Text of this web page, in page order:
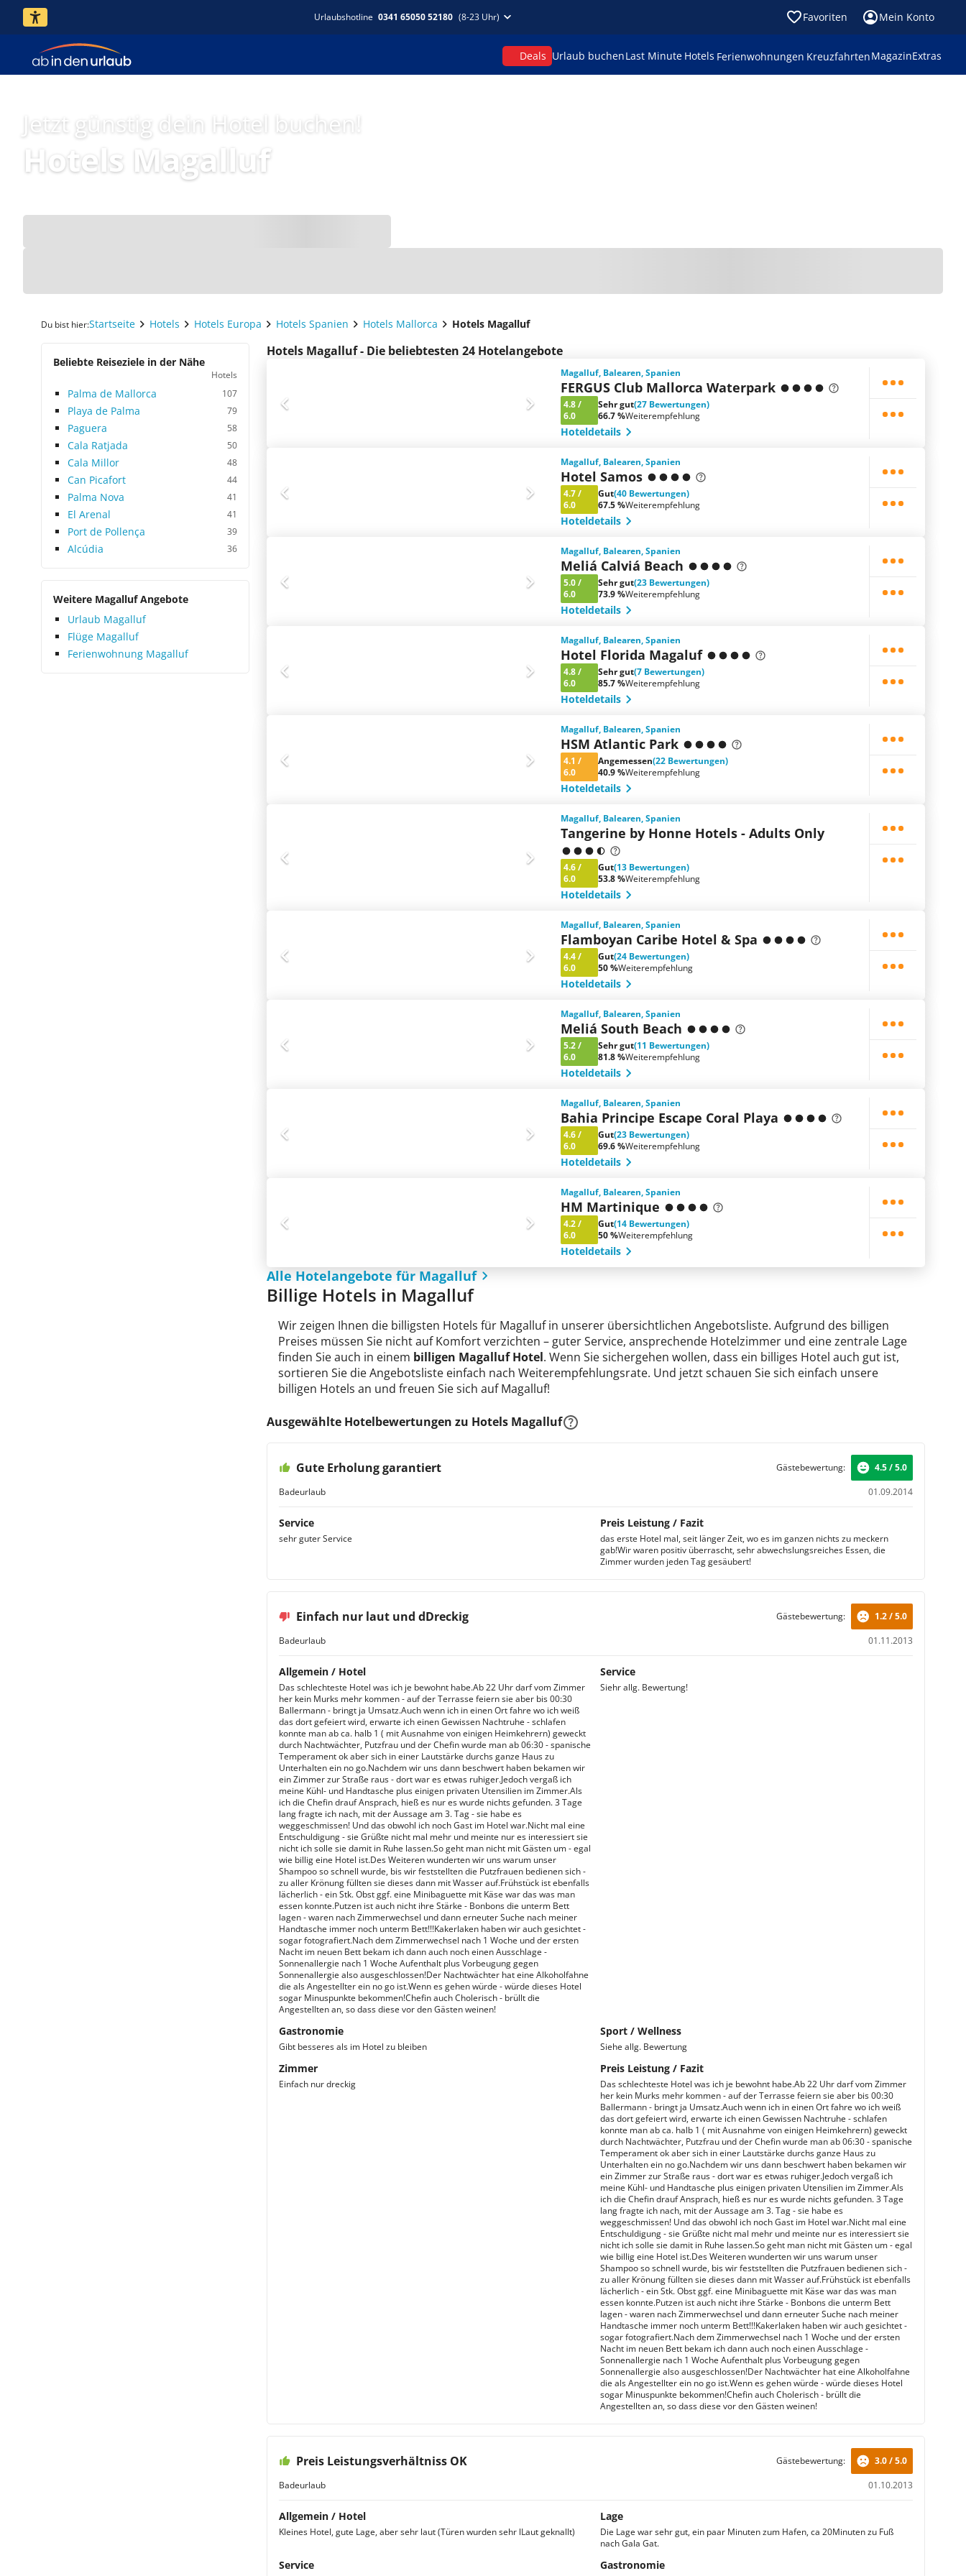
Urlaubshotline 0341 65050 52180 (8-23 Uhr) Favoriten Mein Konto
Deals Urlaub buchenLast Minute Hotels Ferienwohnungen KreuzfahrtenMagazinExtras
Jetzt günstig dein Hotel buchen!
Hotels Magalluf
Du bist hier:Startseite Hotels Hotels Europa Hotels Spanien Hotels Mallorca Hotels Magalluf
Beliebte Reiseziele in der Nähe
Hotels
Palma de Mallorca 107
Playa de Palma 79
Paguera 58
Cala Ratjada 50
Cala Millor 48
Can Picafort 44
Palma Nova 41
El Arenal 41
Port de Pollença 39
Alcúdia 36
Weitere Magalluf Angebote
Urlaub Magalluf
Flüge Magalluf
Ferienwohnung Magalluf
Hotels Magalluf - Die beliebtesten 24 Hotelangebote
Magalluf, Balearen, Spanien
FERGUS Club Mallorca Waterpark
4.8/
6.0
Sehr gut(27 Bewertungen)
66.7 %Weiterempfehlung
Hoteldetails
Magalluf, Balearen, Spanien
Hotel Samos
4.7/
6.0
Gut(40 Bewertungen)
67.5 %Weiterempfehlung
Hoteldetails
Magalluf, Balearen, Spanien
Meliá Calviá Beach
5.0/
6.0
Sehr gut(23 Bewertungen)
73.9 %Weiterempfehlung
Hoteldetails
Magalluf, Balearen, Spanien
Hotel Florida Magaluf
4.8/
6.0
Sehr gut(7 Bewertungen)
85.7 %Weiterempfehlung
Hoteldetails
Magalluf, Balearen, Spanien
HSM Atlantic Park
4.1 /
6.0
Angemessen(22 Bewertungen)
40.9 %Weiterempfehlung
Hoteldetails
Magalluf, Balearen, Spanien
Tangerine by Honne Hotels - Adults Only
4.6/
6.0
Gut(13 Bewertungen)
53.8 %Weiterempfehlung
Hoteldetails
Magalluf, Balearen, Spanien
Flamboyan Caribe Hotel & Spa
4.4/
6.0
Gut(24 Bewertungen)
50 %Weiterempfehlung
Hoteldetails
Magalluf, Balearen, Spanien
Meliá South Beach
5.2/
6.0
Sehr gut(11 Bewertungen)
81.8 %Weiterempfehlung
Hoteldetails
Magalluf, Balearen, Spanien
Bahia Principe Escape Coral Playa
4.6/
6.0
Gut(23 Bewertungen)
69.6 %Weiterempfehlung
Hoteldetails
Magalluf, Balearen, Spanien
HM Martinique
4.2/
6.0
Gut(14 Bewertungen)
50 %Weiterempfehlung
Hoteldetails
Alle Hotelangebote für Magalluf
Billige Hotels in Magalluf
Wir zeigen Ihnen die billigsten Hotels für Magalluf in unserer übersichtlichen Angebotsliste. Aufgrund des billigen
Preises müssen Sie nicht auf Komfort verzichten – guter Service, ansprechende Hotelzimmer und eine zentrale Lage
finden Sie auch in einem billigen Magalluf Hotel. Wenn Sie sichergehen wollen, dass ein billiges Hotel auch gut ist,
sortieren Sie die Angebotsliste einfach nach Weiterempfehlungsrate. Und jetzt schauen Sie sich einfach unsere
billigen Hotels an und freuen Sie sich auf Magalluf!
Ausgewählte Hotelbewertungen zu Hotels Magalluf
Gute Erholung garantiert
Badeurlaub 01.09.2014
Gästebewertung: 4.5 / 5.0
Service
sehr guter Service
Preis Leistung / Fazit
das erste Hotel mal, seit länger Zeit, wo es im ganzen nichts zu meckern
gab!Wir waren positiv überrascht, sehr abwechslungsreiches Essen, die
Zimmer wurden jeden Tag gesäubert!
Einfach nur laut und dDreckig
Badeurlaub 01.11.2013
Gästebewertung: 1.2 / 5.0
Allgemein / Hotel
Das schlechteste Hotel was ich je bewohnt habe.Ab 22 Uhr darf vom Zimmer
her kein Murks mehr kommen - auf der Terrasse feiern sie aber bis 00:30
Ballermann - bringt ja Umsatz.Auch wenn ich in einen Ort fahre wo ich weiß
das dort gefeiert wird, erwarte ich einen Gewissen Nachtruhe - schlafen
konnte man ab ca. halb 1 ( mit Ausnahme von einigen Heimkehrern) geweckt
durch Nachtwächter, Putzfrau und der Chefin wurde man ab 06:30 - spanische
Temperament ok aber sich in einer Lautstärke durchs ganze Haus zu
Unterhalten ein no go.Nachdem wir uns dann beschwert haben bekamen wir
ein Zimmer zur Straße raus - dort war es etwas ruhiger.Jedoch vergaß ich
meine Kühl- und Handtasche plus einigen privaten Utensilien im Zimmer.Als
ich die Chefin drauf Ansprach, hieß es nur es wurde nichts gefunden. 3 Tage
lang fragte ich nach, mit der Aussage am 3. Tag - sie habe es
weggeschmissen! Und das obwohl ich noch Gast im Hotel war.Nicht mal eine
Entschuldigung - sie Grüßte nicht mal mehr und meinte nur es interessiert sie
nicht ich solle sie damit in Ruhe lassen.So geht man nicht mit Gästen um - egal
wie billig eine Hotel ist.Des Weiteren wunderten wir uns warum unser
Shampoo so schnell wurde, bis wir feststellten die Putzfrauen bedienen sich -
zu aller Krönung füllten sie dieses dann mit Wasser auf.Frühstück ist ebenfalls
lächerlich - ein Stk. Obst ggf. eine Minibaguette mit Käse war das was man
essen konnte.Putzen ist auch nicht ihre Stärke - Bonbons die unterm Bett
lagen - waren nach Zimmerwechsel und dann erneuter Suche nach meiner
Handtasche immer noch unterm Bett!!!Kakerlaken haben wir auch gesichtet -
sogar fotografiert.Nach dem Zimmerwechsel nach 1 Woche und der ersten
Nacht im neuen Bett bekam ich dann auch noch einen Ausschlage -
Sonnenallergie nach 1 Woche Aufenthalt plus Vorbeugung gegen
Sonnenallergie also ausgeschlossen!Der Nachtwächter hat eine Alkoholfahne
die als Angestellter ein no go ist.Wenn es gehen würde - würde dieses Hotel
sogar Minuspunkte bekommen!Chefin auch Cholerisch - brüllt die
Angestellten an, so dass diese vor den Gästen weinen!
Service
Siehr allg. Bewertung!
Gastronomie
Gibt besseres als im Hotel zu bleiben
Sport / Wellness
Siehe allg. Bewertung
Zimmer
Einfach nur dreckig
Preis Leistung / Fazit
Das schlechteste Hotel was ich je bewohnt habe.Ab 22 Uhr darf vom Zimmer
her kein Murks mehr kommen - auf der Terrasse feiern sie aber bis 00:30
Ballermann - bringt ja Umsatz.Auch wenn ich in einen Ort fahre wo ich weiß
das dort gefeiert wird, erwarte ich einen Gewissen Nachtruhe - schlafen
konnte man ab ca. halb 1 ( mit Ausnahme von einigen Heimkehrern) geweckt
durch Nachtwächter, Putzfrau und der Chefin wurde man ab 06:30 - spanische
Temperament ok aber sich in einer Lautstärke durchs ganze Haus zu
Unterhalten ein no go.Nachdem wir uns dann beschwert haben bekamen wir
ein Zimmer zur Straße raus - dort war es etwas ruhiger.Jedoch vergaß ich
meine Kühl- und Handtasche plus einigen privaten Utensilien im Zimmer.Als
ich die Chefin drauf Ansprach, hieß es nur es wurde nichts gefunden. 3 Tage
lang fragte ich nach, mit der Aussage am 3. Tag - sie habe es
weggeschmissen! Und das obwohl ich noch Gast im Hotel war.Nicht mal eine
Entschuldigung - sie Grüßte nicht mal mehr und meinte nur es interessiert sie
nicht ich solle sie damit in Ruhe lassen.So geht man nicht mit Gästen um - egal
wie billig eine Hotel ist.Des Weiteren wunderten wir uns warum unser
Shampoo so schnell wurde, bis wir feststellten die Putzfrauen bedienen sich -
zu aller Krönung füllten sie dieses dann mit Wasser auf.Frühstück ist ebenfalls
lächerlich - ein Stk. Obst ggf. eine Minibaguette mit Käse war das was man
essen konnte.Putzen ist auch nicht ihre Stärke - Bonbons die unterm Bett
lagen - waren nach Zimmerwechsel und dann erneuter Suche nach meiner
Handtasche immer noch unterm Bett!!!Kakerlaken haben wir auch gesichtet -
sogar fotografiert.Nach dem Zimmerwechsel nach 1 Woche und der ersten
Nacht im neuen Bett bekam ich dann auch noch einen Ausschlage -
Sonnenallergie nach 1 Woche Aufenthalt plus Vorbeugung gegen
Sonnenallergie also ausgeschlossen!Der Nachtwächter hat eine Alkoholfahne
die als Angestellter ein no go ist.Wenn es gehen würde - würde dieses Hotel
sogar Minuspunkte bekommen!Chefin auch Cholerisch - brüllt die
Angestellten an, so dass diese vor den Gästen weinen!
Preis Leistungsverhältniss OK
Badeurlaub 01.10.2013
Gästebewertung: 3.0 / 5.0
Allgemein / Hotel
Kleines Hotel, gute Lage, aber sehr laut (Türen wurden sehr lLaut geknallt)
Lage
Die Lage war sehr gut, ein paar Minuten zum Hafen, ca 20Minuten zu Fuß
nach Gala Gat.
Service Gastronomie